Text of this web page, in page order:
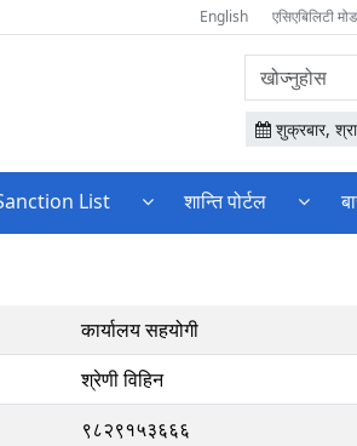
English एसिएबिलिटी मोड
वेबसाइटमा
सामग्री
खोज्नुहोस
शुक्रबार,
List शान्ति पोर्टल
कार्यालय सहयोगी
श्रेणी विहिन
९८२९१५३६६६